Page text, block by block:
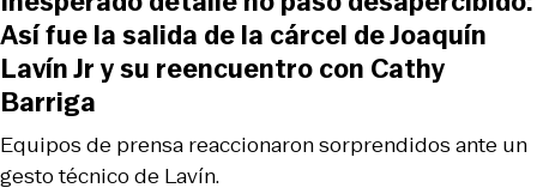
Equipos de prensa reaccionaron sorprendidos ante un
gesto técnico de Lavín.
Así fue la salida de la cárcel de Joaquín
Lavín Jr y su reencuentro con Cathy
Barriga